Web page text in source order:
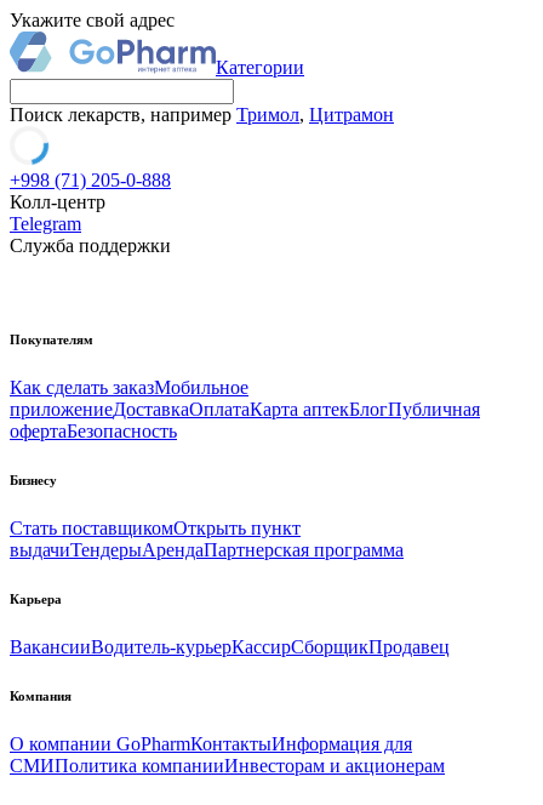
Укажите свой адрес
Категории
Поиск лекарств, например Тримол, Цитрамон
+998 (71) 205-0-888
Колл-центр
Telegram
Служба поддержки
Покупателям
Как сделать заказМобильное
приложениеДоставкаОплатаКарта аптекБлогПубличная
офертаБезопасность
Бизнесу
Стать поставщикомОткрыть пункт
выдачиТендерыАрендаПартнерская программа
Карьера
ВакансииВодитель-курьерКассирСборщикПродавец
Компания
О компании GoPharmКонтактыИнформация для
СМИПолитика компанииИнвесторам и акционерам